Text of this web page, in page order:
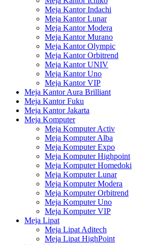
Meja Kantor Indachi
Meja Kantor Lunar
Meja Kantor Modera
Meja Kantor Murano
Meja Kantor Olympic
Meja Kantor Orbitrend
Meja Kantor UNIV
Meja Kantor Uno
Meja Kantor VIP
Meja Kantor Aura Brilliant
Meja Kantor Fuku
Meja Kantor Jakarta
Meja Komputer
Meja Komputer Activ
Meja Komputer Alba
Meja Komputer Expo
Meja Komputer Highpoint
Meja Komputer Homedoki
Meja Komputer Lunar
Meja Komputer Modera
Meja Komputer Orbitrend
Meja Komputer Uno
Meja Komputer VIP
Meja Lipat
Meja Lipat Aditech
Meja Lipat HighPoint